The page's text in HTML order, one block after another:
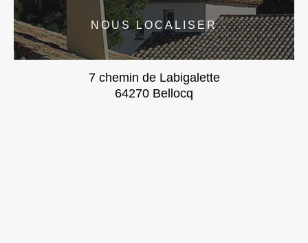
NOUS LOCALISER
7 chemin de Labigalette
64270 Bellocq